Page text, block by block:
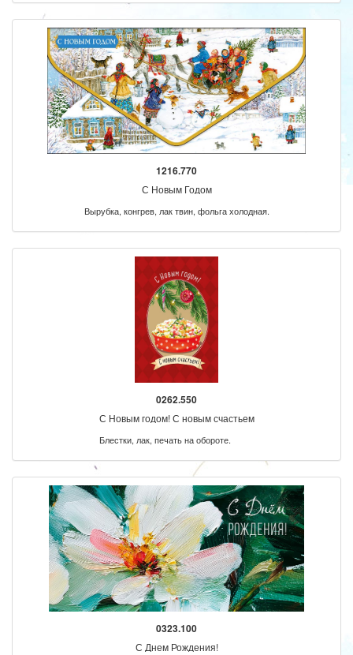
1216.770
С Новым Годом
Вырубка, конгрев, лак твин, фольга холодная.
0262.550
С Новым годом! С новым счастьем
Блестки, лак, печать на обороте.
0323.100
С Днем Рождения!